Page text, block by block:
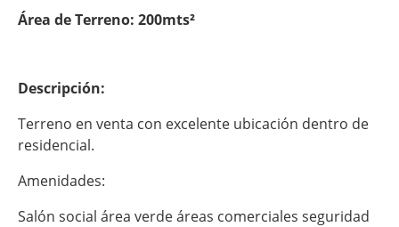
Área de Terreno: 200mts²
Descripción:
Terreno en venta con excelente ubicación dentro de
residencial.
Amenidades:
Salón social área verde áreas comerciales seguridad